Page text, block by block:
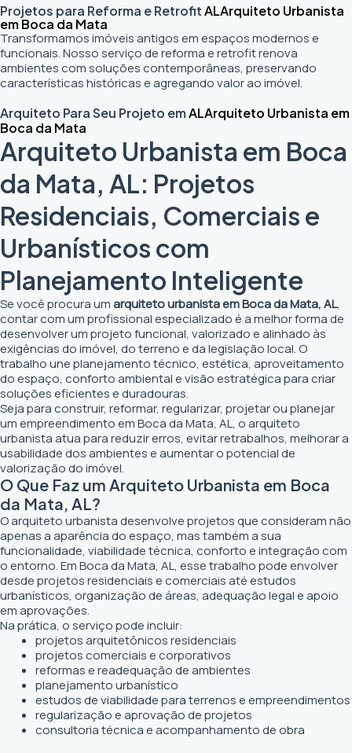
Projetos para Reforma e RetrofitALArquiteto Urbanista
em Boca da Mata
Transformamos imóveis antigos em espaços modernos e
funcionais. Nosso serviço de reforma e retrofit renova
ambientes com soluções contemporâneas, preservando
características históricas e agregando valor ao imóvel.
Arquiteto Para Seu Projeto emALArquiteto Urbanista em
Boca da Mata
Arquiteto Urbanista em Boca
da Mata, AL: Projetos
Residenciais, Comerciais e
Urbanísticos com
Planejamento Inteligente
Se você procura umarquiteto urbanista em Boca da Mata, AL,
contar com um profissional especializado é a melhor forma de
desenvolver um projeto funcional, valorizado e alinhado às
exigências do imóvel, do terreno e da legislação local. O
trabalho une planejamento técnico, estética, aproveitamento
do espaço, conforto ambiental e visão estratégica para criar
soluções eficientes e duradouras.
Seja para construir, reformar, regularizar, projetar ou planejar
um empreendimento em Boca da Mata, AL, o arquiteto
urbanista atua para reduzir erros, evitar retrabalhos, melhorar a
usabilidade dos ambientes e aumentar o potencial de
valorização do imóvel.
O Que Faz um Arquiteto Urbanista em Boca
da Mata, AL?
O arquiteto urbanista desenvolve projetos que consideram não
apenas a aparência do espaço, mas também a sua
funcionalidade, viabilidade técnica, conforto e integração com
o entorno. Em Boca da Mata, AL, esse trabalho pode envolver
desde projetos residenciais e comerciais até estudos
urbanísticos, organização de áreas, adequação legal e apoio
em aprovações.
Na prática, o serviço pode incluir:
projetos arquitetônicos residenciais
projetos comerciais e corporativos
reformas e readequação de ambientes
planejamento urbanístico
estudos de viabilidade para terrenos e empreendimentos
regularização e aprovação de projetos
consultoria técnica e acompanhamento de obra